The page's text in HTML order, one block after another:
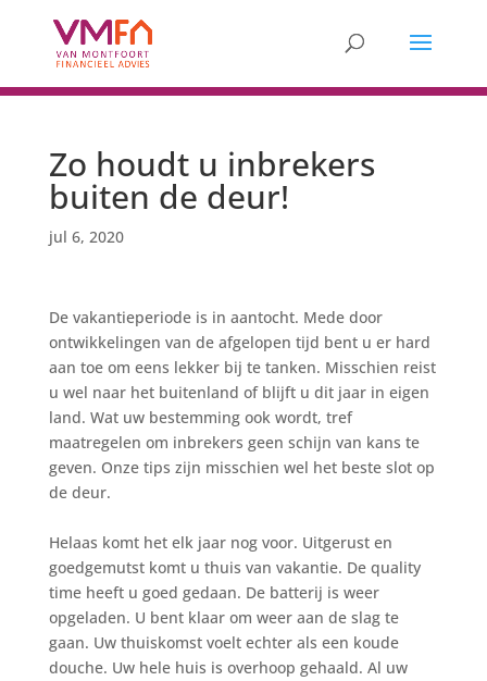
Zo houdt u inbrekers
buiten de deur!
jul 6, 2020
De vakantieperiode is in aantocht. Mede door
ontwikkelingen van de afgelopen tijd bent u er hard
aan toe om eens lekker bij te tanken. Misschien reist
u wel naar het buitenland of blijft u dit jaar in eigen
land. Wat uw bestemming ook wordt, tref
maatregelen om inbrekers geen schijn van kans te
geven. Onze tips zijn misschien wel het beste slot op
de deur.
Helaas komt het elk jaar nog voor. Uitgerust en
goedgemutst komt u thuis van vakantie. De quality
time heeft u goed gedaan. De batterij is weer
opgeladen. U bent klaar om weer aan de slag te
gaan. Uw thuiskomst voelt echter als een koude
douche. Uw hele huis is overhoop gehaald. Al uw